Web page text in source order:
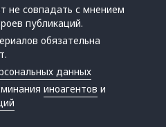
не совпадать с мнением
публикаций.
обязательна
данных
иноагентов и